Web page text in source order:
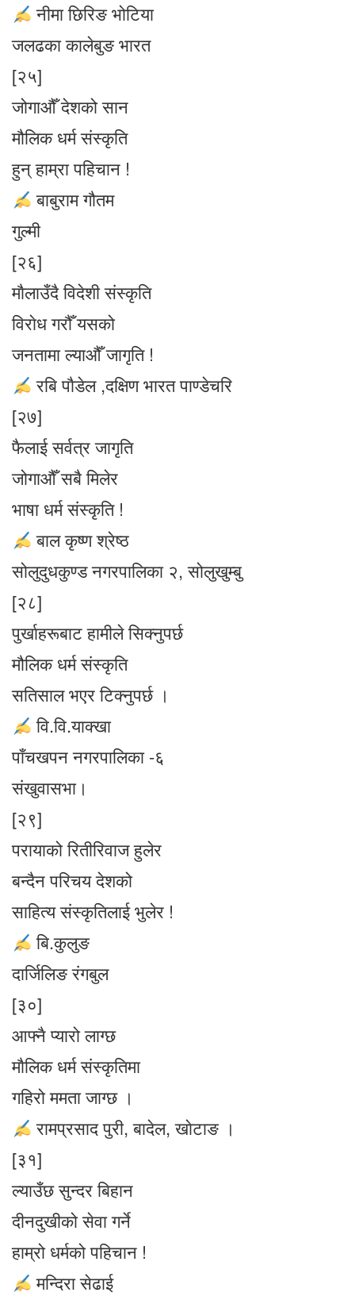
नीमा छिरिङ भोटिया
जलढका कालेबुङ भारत
[२५]
जोगाऔँ देशको सान
मौलिक धर्म संस्कृति
हुन् हाम्रा पहिचान !
बाबुराम गौतम
गुल्मी
[२६]
माैलाउँदै विदेशी संस्कृति
विराेध गरौँ यसको
जनतामा ल्याऔँ जागृति !
रबि पाैडेल ,दक्षिण भारत पाण्डेचरि
[२७]
फैलाई सर्वत्र जागृति
जोगाऔँ सबै मिलेर
भाषा धर्म संस्कृति !
बाल कृष्ण श्रेष्ठ
सोलुदुधकुण्ड नगरपालिका २, सोलुखुम्बु
[२८]
पुर्खाहरूबाट हामीले सिक्नुपर्छ
मौलिक धर्म संस्कृति
सतिसाल भएर टिक्नुपर्छ ।
वि.वि.याक्खा
पाँचखपन नगरपालिका -६
संखुवासभा।
[२९]
परायाको रितीरिवाज हुलेर
बन्दैन परिचय देशको
साहित्य संस्कृतिलाई भुलेर !
बि.कुलुङ
दार्जिलिङ रंगबुल
[३०]
आफ्नै प्यारो लाग्छ
माैलिक धर्म संस्कृतिमा
गहिरो ममता जाग्छ ।
रामप्रसाद पुरी, बादेल, खाेटाङ ।
[३१]
ल्याउँछ सुन्दर बिहान
दीनदुखीको सेवा गर्ने
हाम्रो धर्मको पहिचान !
मन्दिरा सेढाई